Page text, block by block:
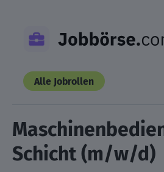
content
Alle Jobrollen
Schicht (m/w/d)